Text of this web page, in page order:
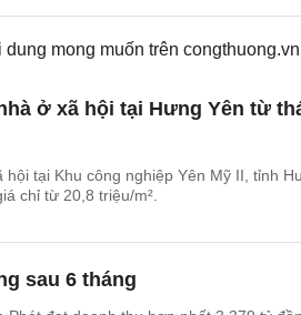
mong muốn trên congthuong.vn
ở xã hội tại Hưng Yên từ
tại Khu công nghiệp Yên Mỹ II, tỉnh
chỉ từ 20,8 triệu/m².
sau 6 tháng